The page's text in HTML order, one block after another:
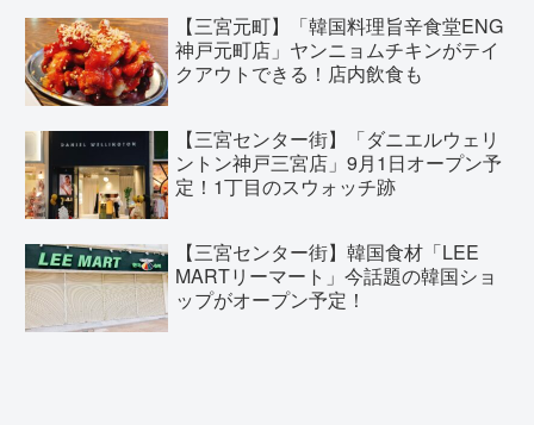
【三宮元町】「韓国料理旨辛食堂ENG
神戸元町店」ヤンニョムチキンがテイ
クアウトできる！店内飲食も
【三宮センター街】「ダニエルウェリ
ントン神戸三宮店」9月1日オープン予
定！1丁目のスウォッチ跡
【三宮センター街】韓国食材「LEE
MARTリーマート」今話題の韓国ショ
ップがオープン予定！